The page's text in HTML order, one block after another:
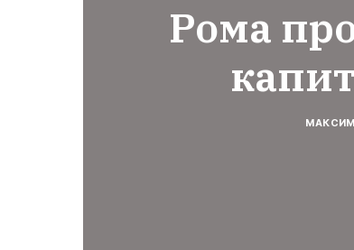
Рома